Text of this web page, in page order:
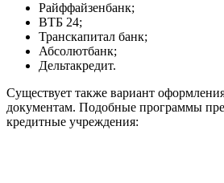
Райффайзенбанк;
ВТБ 24;
Транскапитал банк;
Абсолютбанк;
Дельтакредит.
Существует также вариант
документам. Подобные программы
кредитные учреждения: